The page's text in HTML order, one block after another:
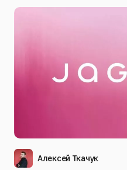
Алексей Ткачук